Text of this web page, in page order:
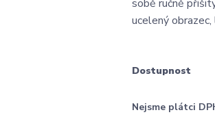
sobě ručně
ucelený obrazec,
Dostupnost
Nejsme plátci